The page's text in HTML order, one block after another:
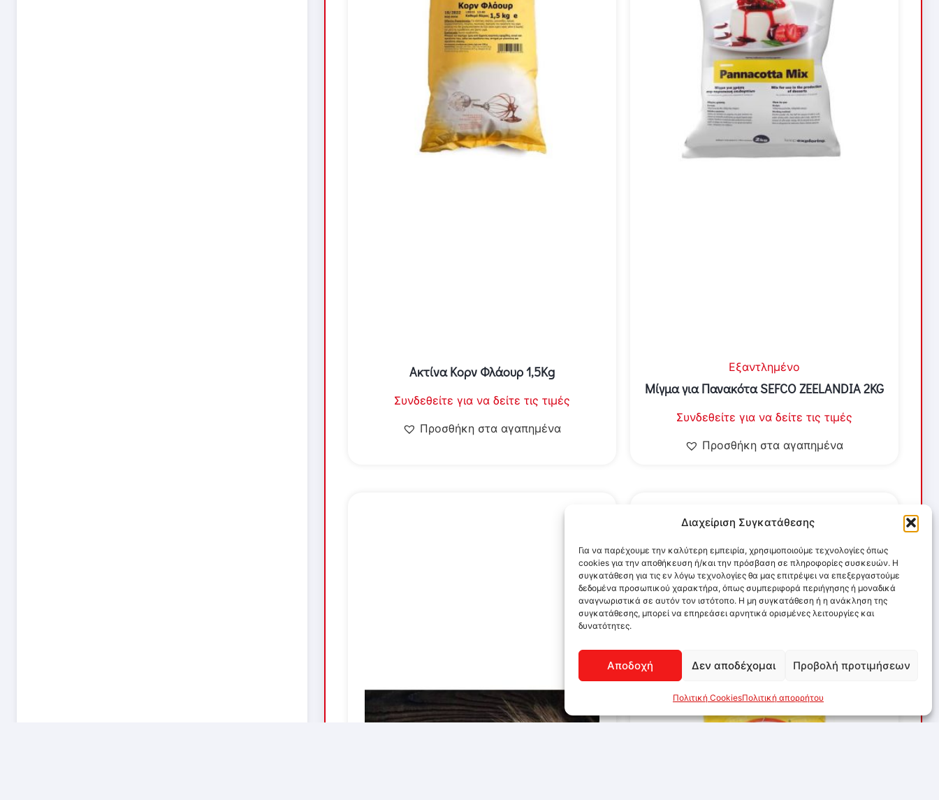
Διαχείριση Συγκατάθεσης
Για να παρέχουμε την καλύτερη εμπειρία, χρησιμοποιούμε τεχνολογίες όπως
cookies για την αποθήκευση ή/και την πρόσβαση σε πληροφορίες συσκευών. Η
συγκατάθεση για τις εν λόγω τεχνολογίες θα μας επιτρέψει να επεξεργαστούμε
δεδομένα προσωπικού χαρακτήρα, όπως συμπεριφορά περιήγησης ή μοναδικά
αναγνωριστικά σε αυτόν τον ιστότοπο. Η μη συγκατάθεση ή η ανάκληση της
συγκατάθεσης, μπορεί να επηρεάσει αρνητικά ορισμένες λειτουργίες και
δυνατότητες.
Αποδοχή Δεν αποδέχομαι Προβολή προτιμήσεων
Πολιτική CookiesΠολιτική απορρήτου
Ακτίνα Κορν Φλάουρ 1,5Kg
Συνδεθείτε για να δείτε τις τιμές
Προσθήκη στα αγαπημένα
Εξαντλημένο
Μίγμα για Πανακότα SEFCO ZEELANDIA 2KG
Συνδεθείτε για να δείτε τις τιμές
Προσθήκη στα αγαπημένα